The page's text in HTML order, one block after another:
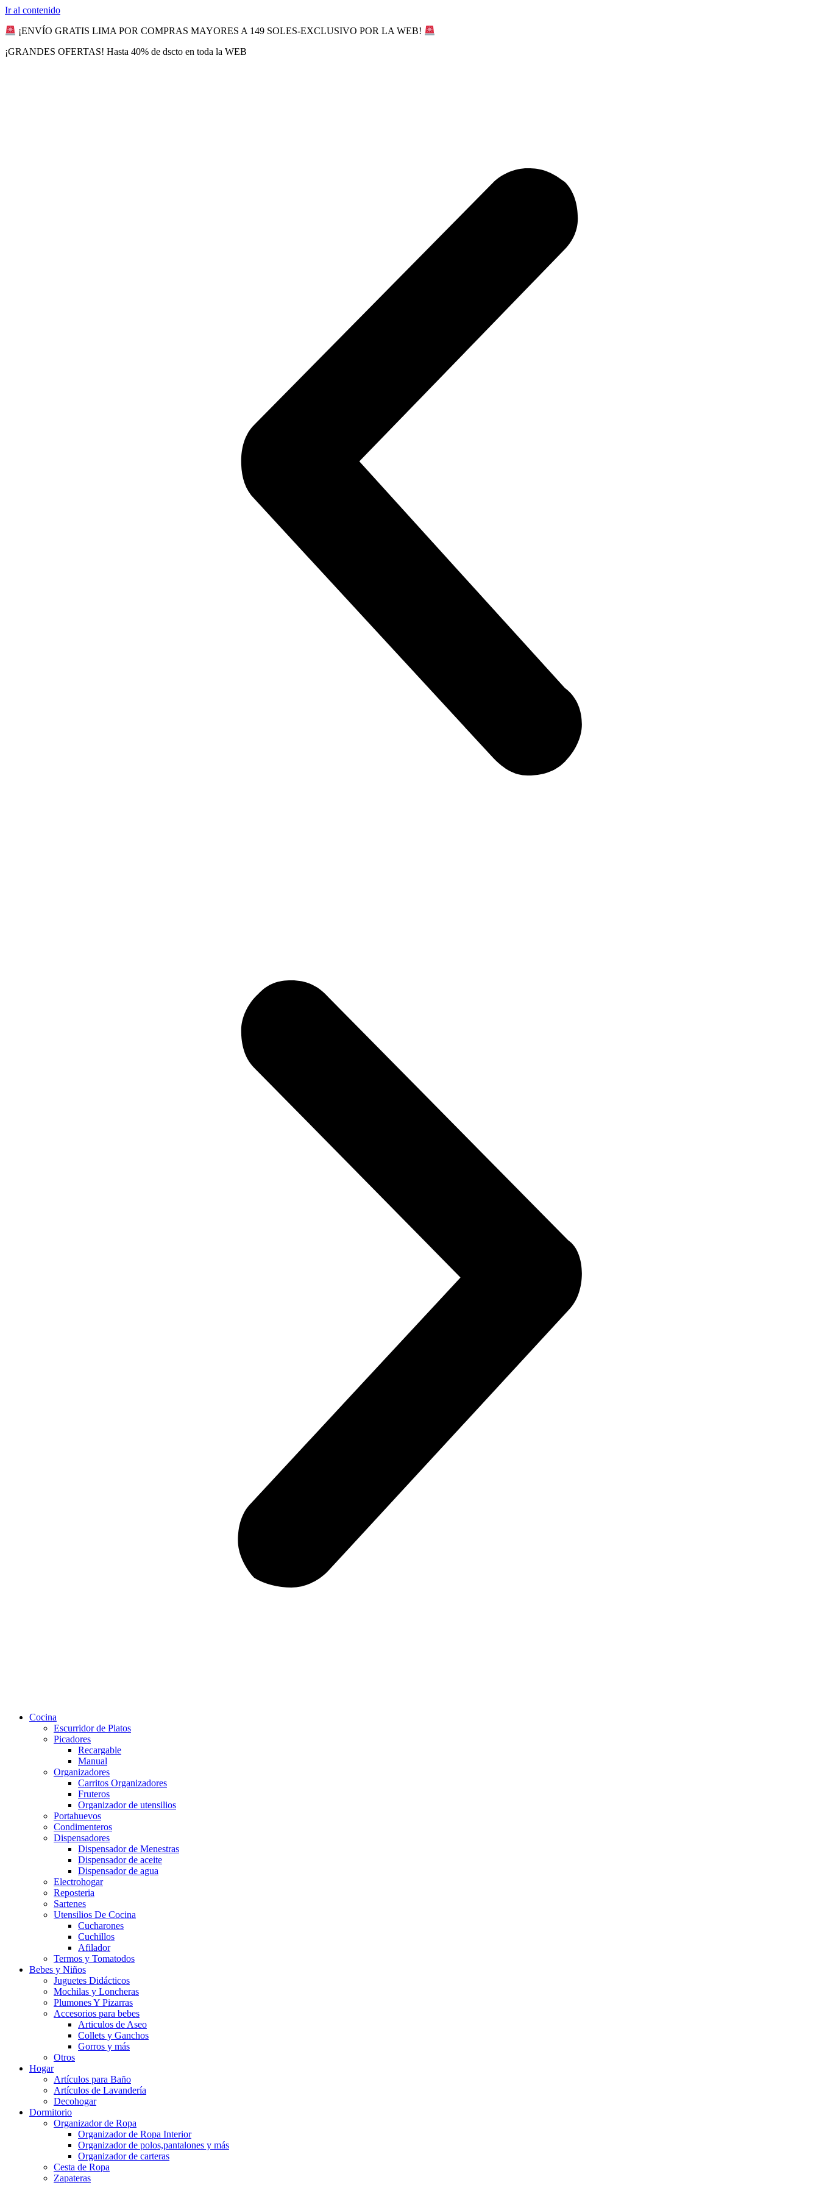
Ir al contenido
¡ENVÍO GRATIS LIMA POR COMPRAS MAYORES A 149 SOLES-EXCLUSIVO POR LA WEB!
¡GRANDES OFERTAS! Hasta 40% de dscto en toda la WEB
Cocina
Escurridor de Platos
Picadores
Recargable
Manual
Organizadores
Carritos Organizadores
Fruteros
Organizador de utensilios
Portahuevos
Condimenteros
Dispensadores
Dispensador de Menestras
Dispensador de aceite
Dispensador de agua
Electrohogar
Reposteria
Sartenes
Utensilios De Cocina
Cucharones
Cuchillos
Afilador
Termos y Tomatodos
Bebes y Niños
Juguetes Didácticos
Mochilas y Loncheras
Plumones Y Pizarras
Accesorios para bebes
Articulos de Aseo
Collets y Ganchos
Gorros y más
Otros
Hogar
Artículos para Baño
Artículos de Lavandería
Decohogar
Dormitorio
Organizador de Ropa
Organizador de Ropa Interior
Organizador de polos,pantalones y más
Organizador de carteras
Cesta de Ropa
Zapateras